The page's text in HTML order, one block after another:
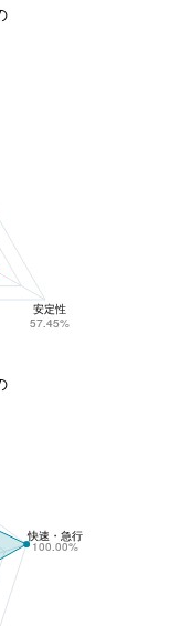
安定性
57.45%
快速・急行
100.00%